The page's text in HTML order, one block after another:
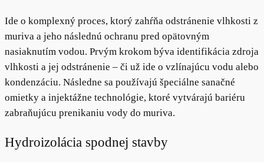
Ide o komplexný proces, ktorý zahŕňa odstránenie vlhkosti z
muriva a jeho následnú ochranu pred opätovným
nasiaknutím vodou. Prvým krokom býva identifikácia zdroja
vlhkosti a jej odstránenie – či už ide o vzlínajúcu vodu alebo
kondenzáciu. Následne sa používajú špeciálne sanačné
omietky a injektážne technológie, ktoré vytvárajú bariéru
zabraňujúcu prenikaniu vody do muriva.
Hydroizolácia spodnej stavby